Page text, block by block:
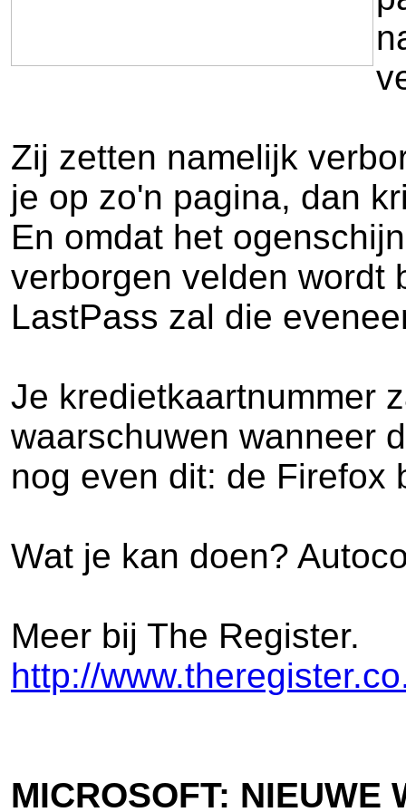
Zij zetten namelijk
je op zo'n pagina, dan
En omdat het
verborgen velden wordt
LastPass zal die
Je kredietkaartnummer
waarschuwen wanneer
nog even dit: de Firefox
Wat je kan doen?
Meer bij The Register.
http://
MICROSOFT: NIEUWE